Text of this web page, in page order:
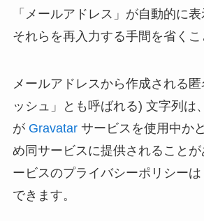
「メールアドレス」が自動的に表
それらを再入力する手間を省くこ
メールアドレスから作成される
ッシュ」とも呼ばれる) 文字列は
が Gravatar サービスを使用中か
め同サービスに提供されること
ービスのプライバシーポリシーは
できます。